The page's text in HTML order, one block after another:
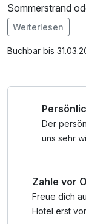
Sommerstrand
oder Herbstfarben:
In Timmendorfer
Für alle, die
Im Angebot
Leihbademantel,
Weiterlesen
Buchbar bis
Der
uns sehr
Zahle vor
Freue dich
Hotel erst